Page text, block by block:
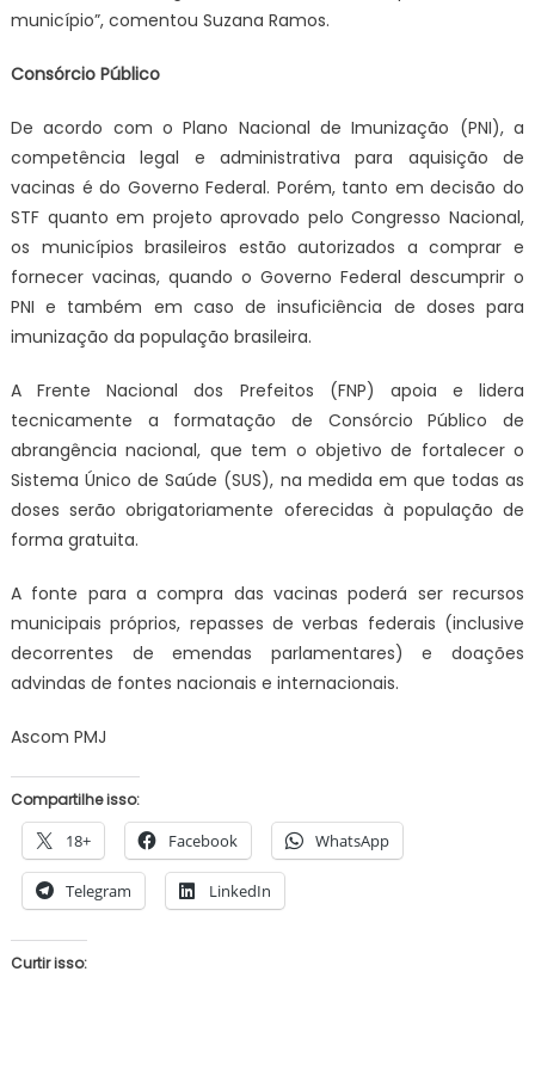
município”, comentou Suzana Ramos.
Consórcio Público
De acordo com o Plano Nacional de Imunização (PNI), a
competência legal e administrativa para aquisição de
vacinas é do Governo Federal. Porém, tanto em decisão do
STF quanto em projeto aprovado pelo Congresso Nacional,
os municípios brasileiros estão autorizados a comprar e
fornecer vacinas, quando o Governo Federal descumprir o
PNI e também em caso de insuficiência de doses para
imunização da população brasileira.
A Frente Nacional dos Prefeitos (FNP) apoia e lidera
tecnicamente a formatação de Consórcio Público de
abrangência nacional, que tem o objetivo de fortalecer o
Sistema Único de Saúde (SUS), na medida em que todas as
doses serão obrigatoriamente oferecidas à população de
forma gratuita.
A fonte para a compra das vacinas poderá ser recursos
municipais próprios, repasses de verbas federais (inclusive
decorrentes de emendas parlamentares) e doações
advindas de fontes nacionais e internacionais.
Ascom PMJ
Compartilhe isso:
18+ Facebook WhatsApp
Telegram LinkedIn
Curtir isso: